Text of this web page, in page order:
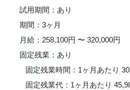
試用期間：あり
期間：3ヶ月
月給：258,100円 〜 320,000円
固定残業：あり
固定残業時間：1ヶ月あたり
固定残業代：1ヶ月あたり